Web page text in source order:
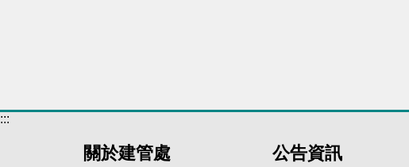
:::
關於建管處 公告資訊